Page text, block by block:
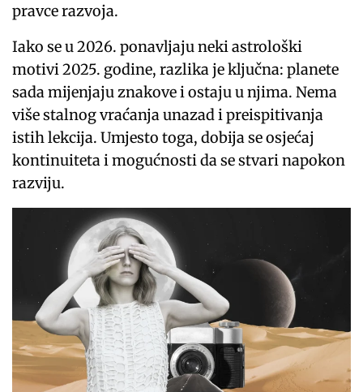
pravce razvoja.
Iako se u 2026. ponavljaju neki astrološki
motivi 2025. godine, razlika je ključna: planete
sada mijenjaju znakove i ostaju u njima. Nema
više stalnog vraćanja unazad i preispitivanja
istih lekcija. Umjesto toga, dobija se osjećaj
kontinuiteta i mogućnosti da se stvari napokon
razviju.